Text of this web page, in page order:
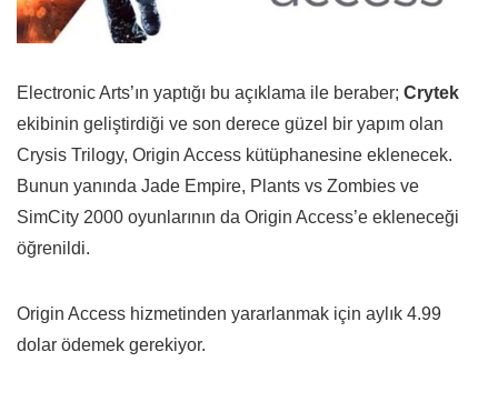
Electronic Arts’ın yaptığı bu açıklama ile beraber; Crytek
ekibinin geliştirdiği ve son derece güzel bir yapım olan
Crysis Trilogy, Origin Access kütüphanesine eklenecek.
Bunun yanında Jade Empire, Plants vs Zombies ve
SimCity 2000 oyunlarının da Origin Access’e ekleneceği
öğrenildi.
Origin Access hizmetinden yararlanmak için aylık 4.99
dolar ödemek gerekiyor.